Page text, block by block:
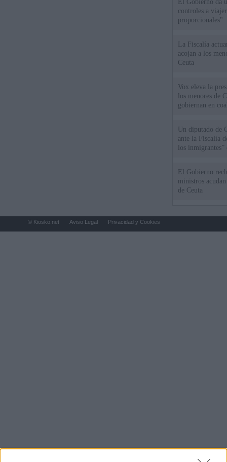
El Gobierno da
controles a
proporcionales"
La Fiscalía
acojan a los
Ceuta
Vox eleva la
los menores de
gobiernan en
Un diputado de
ante la Fiscalía
los inmigrantes”
El Gobierno
ministros
de Ceuta
© Kiosko.net Aviso Legal Privacidad y Cookies